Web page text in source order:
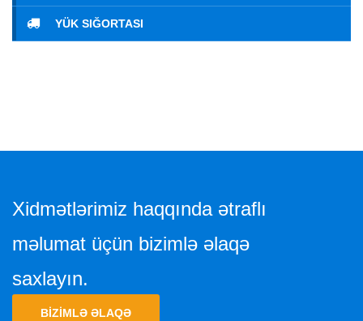
YÜK SIĞORTASI
Xidmətlərimiz haqqında ətraflı
məlumat üçün bizimlə əlaqə
saxlayın.
BIZIMLƏ ƏLAQƏ